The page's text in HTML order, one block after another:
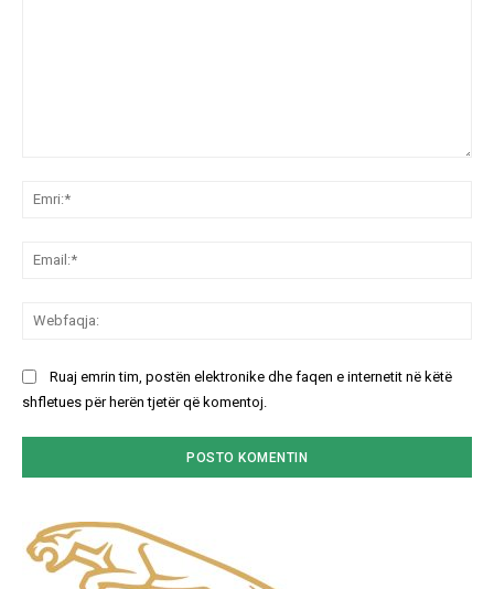
Ruaj emrin tim, postën elektronike dhe faqen e internetit në këtë
shfletues për herën tjetër që komentoj.